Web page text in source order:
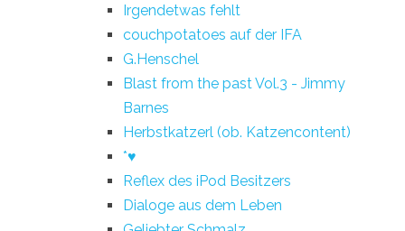
Irgendetwas fehlt
couchpotatoes auf der IFA
G.Henschel
Blast from the past Vol.3 - Jimmy
Barnes
Herbstkatzerl (ob. Katzencontent)
*♥
Reflex des iPod Besitzers
Dialoge aus dem Leben